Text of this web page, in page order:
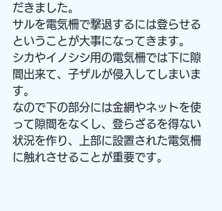
だきました。
サルを電気柵で撃退するには登らせる
ということが大事になってきます。
シカやイノシシ用の電気柵では下に隙
間出来て、子ザルが侵入してしまいま
す。
なので下の部分には金網やネットを使
って隙間をなくし、登らざるを得ない
状況を作り、上部に設置された電気柵
に触れさせることが重要です。